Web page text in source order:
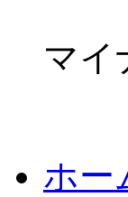
マイ
ホー